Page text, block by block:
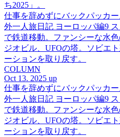
ち2025」。
仕事を辞めずにバックパッカ
外一人旅日記 ヨーロッパ編9
で鉄道移動。ファンシーな水
ジオビル、UFOの塔。ソビエ
ーションを取り戻す。
COLUMN
Oct 13. 2025 up
仕事を辞めずにバックパッカ
外一人旅日記 ヨーロッパ編9
で鉄道移動。ファンシーな水
ジオビル、UFOの塔。ソビエ
ーションを取り戻す。